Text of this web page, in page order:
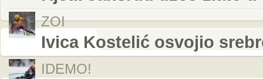
ZOI
Ivica Kostelić osvojio
IDEMO!